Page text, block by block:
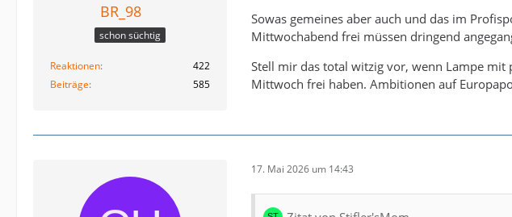
BR_98
schon süchtig
Reaktionen
422
Beiträge
585
Sowas gemeines aber auch und das im
Mittwochabend frei müssen dringend
Stell mir das total witzig vor, wenn Lampe mit
Mittwoch frei haben. Ambitionen auf
17. Mai 2026 um 14:43